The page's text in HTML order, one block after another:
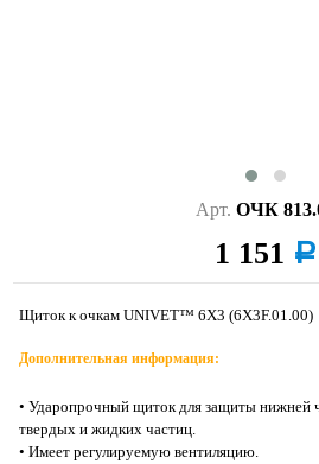
Арт. ОЧК
1 151 a
Щиток к очкам UNIVET™ 6Х3 (6Х3F.01.00)
Дополнительная информация:
• Ударопрочный щиток для защиты нижней
твердых и жидких частиц.
• Имеет регулируемую вентиляцию.